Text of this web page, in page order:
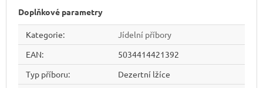
Doplňkové parametry
Kategorie:
Jídelní příbory
EAN:
5034414421392
Typ příboru:
Dezertní lžíce